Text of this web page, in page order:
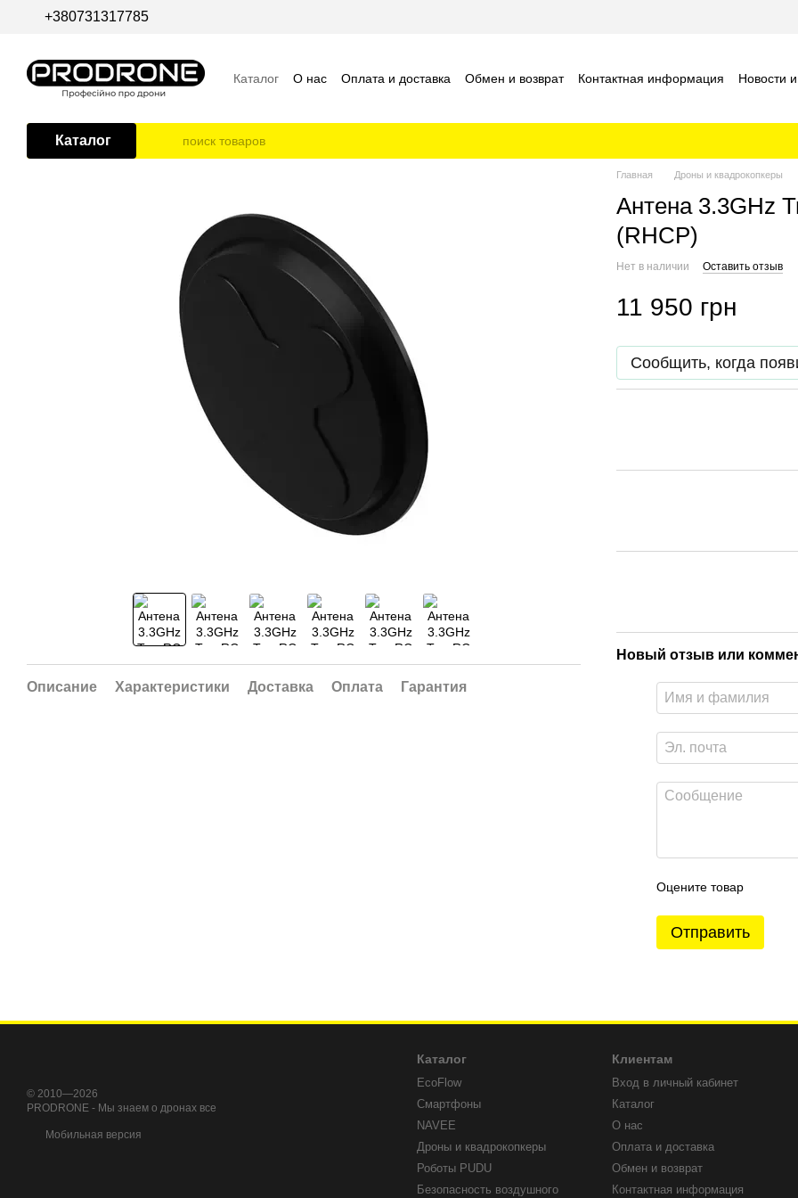
Перейти к основному контенту
+380731317785
Каталог О нас Оплата и доставка Обмен и возврат Контактная информация
Новости
Каталог
Описание Характеристики Доставка Оплата Гарантия
Главная Дроны и квадрокопкеры
Антена 3.3GHz
(RHCP)
Нет в наличии Оставить отзыв
11 950 грн
Сообщить, когда
Новый отзыв или
Оцените товар
Отправить
© 2010—2026
PRODRONE - Мы знаем о дронах все
Мобильная версия
Каталог
EcoFlow
Смартфоны
NAVEE
Дроны и квадрокопкеры
Роботы PUDU
Безопасность воздушного
Клиентам
Вход в личный кабинет
Каталог
О нас
Оплата и доставка
Обмен и возврат
Контактная информация